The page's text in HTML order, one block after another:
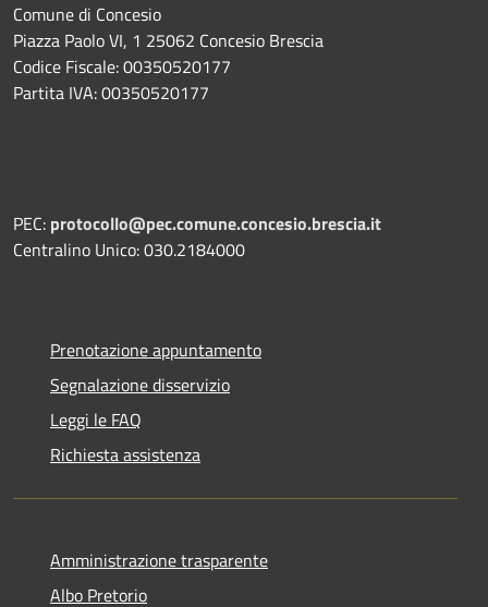
Comune di Concesio
Piazza Paolo VI, 1 25062 Concesio Brescia
Codice Fiscale: 00350520177
Partita IVA: 00350520177
PEC: protocollo@pec.comune.concesio.brescia.it
Centralino Unico: 030.2184000
Prenotazione appuntamento
Segnalazione disservizio
Leggi le FAQ
Richiesta assistenza
Amministrazione trasparente
Albo Pretorio